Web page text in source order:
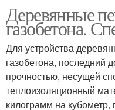
Деревянные
газобетона.
Для устройства
газобетона, последний
прочностью, несущей
теплоизоляционный
килограмм на